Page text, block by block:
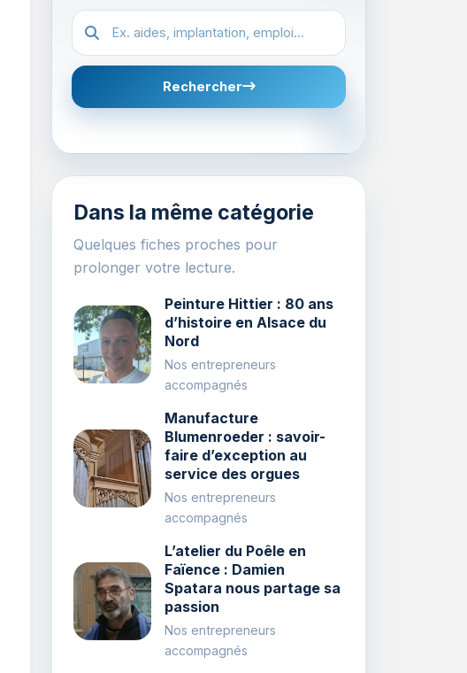
Recherche dans les fiches
Rechercher
Dans la même catégorie
Quelques fiches proches pour
prolonger votre lecture.
Peinture Hittier : 80 ans
d’histoire en Alsace du
Nord
Nos entrepreneurs
accompagnés
Manufacture
Blumenroeder : savoir-
faire d’exception au
service des orgues
Nos entrepreneurs
accompagnés
L’atelier du Poêle en
Faïence : Damien
Spatara nous partage sa
passion
Nos entrepreneurs
accompagnés